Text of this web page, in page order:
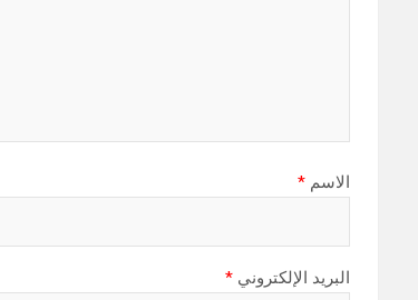
الاسم *
البريد الإلكتروني *